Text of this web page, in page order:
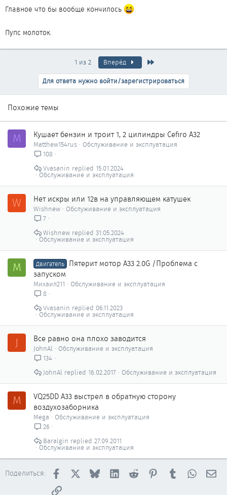
Главное что бы вообще кончилось
Пупс молоток.
1 из 2 Вперёд
Для ответа нужно войти/зарегистрироваться
Похожие темы
M Кушает бензин и троит 1, 2 цилиндры Cefiro A32
Matthew154rus
Обслуживание и эксплуатация
108
Обслуживание и эксплуатация
15.01.2024
Vvasanin
W Нет искры или 12в на управляющем катушек
Wishnew
Обслуживание и эксплуатация
7
Обслуживание и эксплуатация
31.05.2024
Wishnew
М Двигатель Пятерит мотор А33 2.0G /Проблема с
запуском
Михаил211
Обслуживание и эксплуатация
8
Обслуживание и эксплуатация
06.11.2023
Vvasanin
J Все равно она плохо заводится
JohnAl
Обслуживание и эксплуатация
134
Обслуживание и эксплуатация
16.02.2017
JohnAl
M
VQ25DD A33 выстрел в обратную сторону
воздухозаборника
Mega
Обслуживание и эксплуатация
26
Обслуживание и эксплуатация
27.09.2011
Baralgin
Поделиться: Facebook BlueskyLinkedInReddit PinterestTumblr
Ссылка